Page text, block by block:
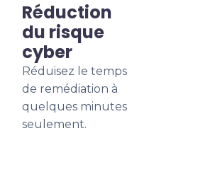
Réduction
du risque
cyber
Réduisez le temps
de remédiation à
quelques minutes
seulement.